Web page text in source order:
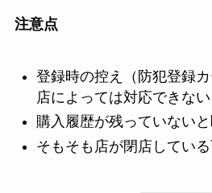
注意点
登録時の控え（防犯登録カ
店によっては対応できな
購入履歴が残っていない
そもそも店が閉店してい